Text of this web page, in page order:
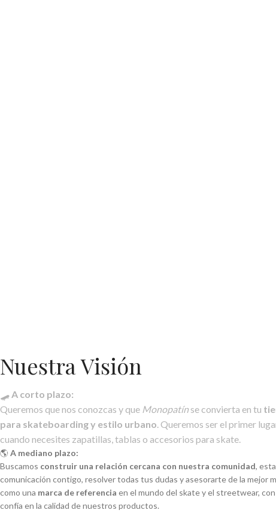
Nuestra Visión
🛹A corto plazo:
Queremos que nos conozcas y que Monopatín se convierta en tu
para skateboarding y estilo urbano. Queremos ser el primer
cuando necesites zapatillas, tablas o accesorios para skate.
🌎 A mediano plazo:
Buscamos construir una relación cercana con nuestra comunidad,
comunicación contigo, resolver todas tus dudas y asesorarte de la mejor
como una marca de referencia en el mundo del skate y el streetwear,
confía en la calidad de nuestros productos.